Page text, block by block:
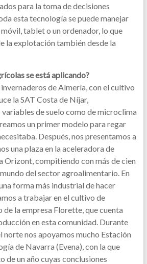
para la toma de decisiones
esta tecnología se puede manejar
tablet o un ordenador, lo que
la explotación también desde la
se está aplicando?
de Almería, con el cultivo
la SAT Costa de Níjar,
de suelo como de microclima
un primer modelo para regar
Después, nos presentamos a
una plaza en la aceleradora de
Orizont, compitiendo con más de cien
del sector agroalimentario. En
forma más industrial de hacer
a trabajar en el cultivo de
de la empresa Florette, que cuenta
en esta comunidad. Durante
norte nos apoyamos mucho Estación
de Navarra (Evena), con la que
de un año cuyas conclusiones